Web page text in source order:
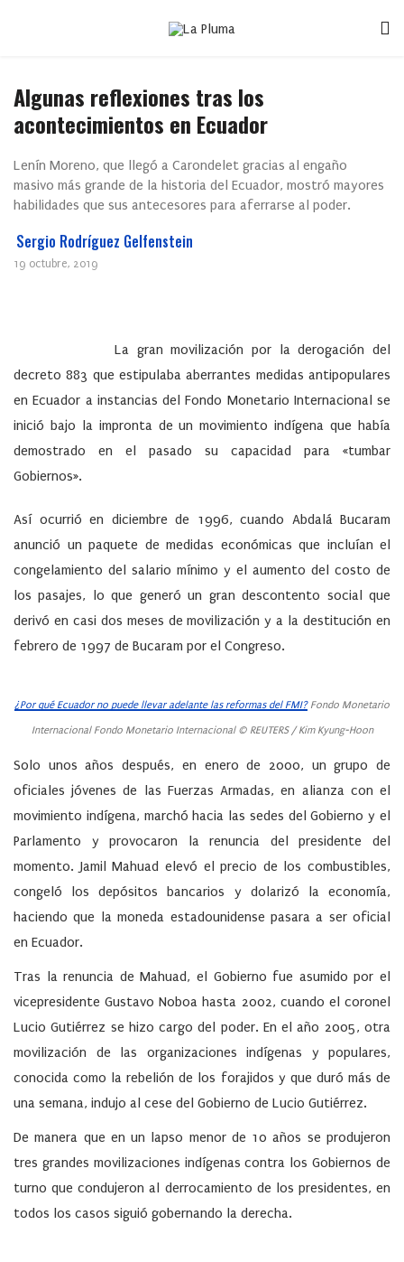
Algunas reflexiones tras los
acontecimientos en Ecuador
Lenín Moreno, que llegó a Carondelet gracias al engaño
masivo más grande de la historia del Ecuador, mostró mayores
habilidades que sus antecesores para aferrarse al poder.
Sergio Rodríguez Gelfenstein
19 octubre, 2019
La gran movilización por la derogación del
decreto 883 que estipulaba aberrantes medidas antipopulares
en Ecuador a instancias del Fondo Monetario Internacional se
inició bajo la impronta de un movimiento indígena que había
demostrado en el pasado su capacidad para «tumbar
Gobiernos».
Así ocurrió en diciembre de 1996, cuando Abdalá Bucaram
anunció un paquete de medidas económicas que incluían el
congelamiento del salario mínimo y el aumento del costo de
los pasajes, lo que generó un gran descontento social que
derivó en casi dos meses de movilización y a la destitución en
febrero de 1997 de Bucaram por el Congreso.
¿Por qué Ecuador no puede llevar adelante las reformas del FMI?Fondo Monetario
Internacional Fondo Monetario Internacional © REUTERS / Kim Kyung-Hoon
Solo unos años después, en enero de 2000, un grupo de
oficiales jóvenes de las Fuerzas Armadas, en alianza con el
movimiento indígena, marchó hacia las sedes del Gobierno y el
Parlamento y provocaron la renuncia del presidente del
momento. Jamil Mahuad elevó el precio de los combustibles,
congeló los depósitos bancarios y dolarizó la economía,
haciendo que la moneda estadounidense pasara a ser oficial
en Ecuador.
Tras la renuncia de Mahuad, el Gobierno fue asumido por el
vicepresidente Gustavo Noboa hasta 2002, cuando el coronel
Lucio Gutiérrez se hizo cargo del poder. En elaño 2005, otra
movilización de las organizaciones indígenas y populares,
conocida como la rebelión de los forajidos y que duró más de
una semana, indujo al cese del Gobierno de Lucio Gutiérrez.
De manera que en un lapso menor de 10 años se produjeron
tres grandes movilizaciones indígenas contra los Gobiernos de
turno que condujeron al derrocamiento de los presidentes, en
todos los casos siguió gobernando la derecha.